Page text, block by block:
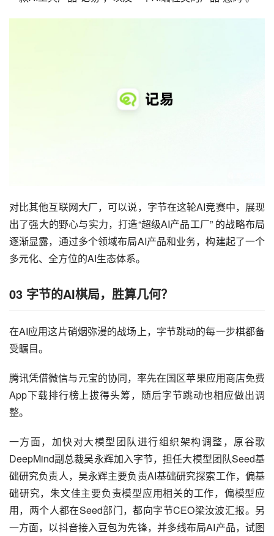
对比其他互联网大厂，可以说，字节在这轮AI竞赛中，展现
出了强大的野心与实力，打造“超级AI产品工厂” 的战略布局
逐渐显露，通过多个领域布局AI产品和业务，构建起了一个
多元化、全方位的AI生态体系。
03 字节的AI棋局，胜算几何？
在AI应用这片硝烟弥漫的战场上，字节跳动的每一步棋都备
受瞩目。
腾讯凭借微信与元宝的协同，率先在国区苹果应用商店免费
App下载排行榜上拔得头筹，随后字节跳动也相应做出调
整。
一方面，加快对大模型团队进行组织架构调整，原谷歌
DeepMind副总裁吴永辉加入字节，担任大模型团队Seed基
础研究负责人，吴永辉主要负责AI基础研究探索工作，偏基
础研究，朱文佳主要负责模型应用相关的工作，偏模型应
用，两个人都在Seed部门，都向字节CEO梁汝波汇报。另
一方面，以抖音接入豆包为先锋，并多线布局AI产品，试图